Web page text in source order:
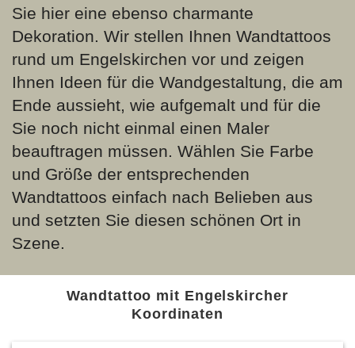
Sie hier eine ebenso charmante
Dekoration. Wir stellen Ihnen Wandtattoos
rund um Engelskirchen vor und zeigen
Ihnen Ideen für die Wandgestaltung, die am
Ende aussieht, wie aufgemalt und für die
Sie noch nicht einmal einen Maler
beauftragen müssen. Wählen Sie Farbe
und Größe der entsprechenden
Wandtattoos einfach nach Belieben aus
und setzten Sie diesen schönen Ort in
Szene.
Wandtattoo mit Engelskircher
Koordinaten